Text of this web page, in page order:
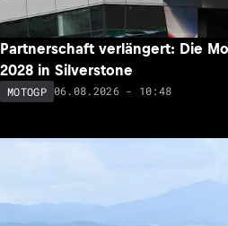
Partnerschaft verlängert: Die
2028 in Silverstone
MOTOGP 06.08.2026 - 10:48